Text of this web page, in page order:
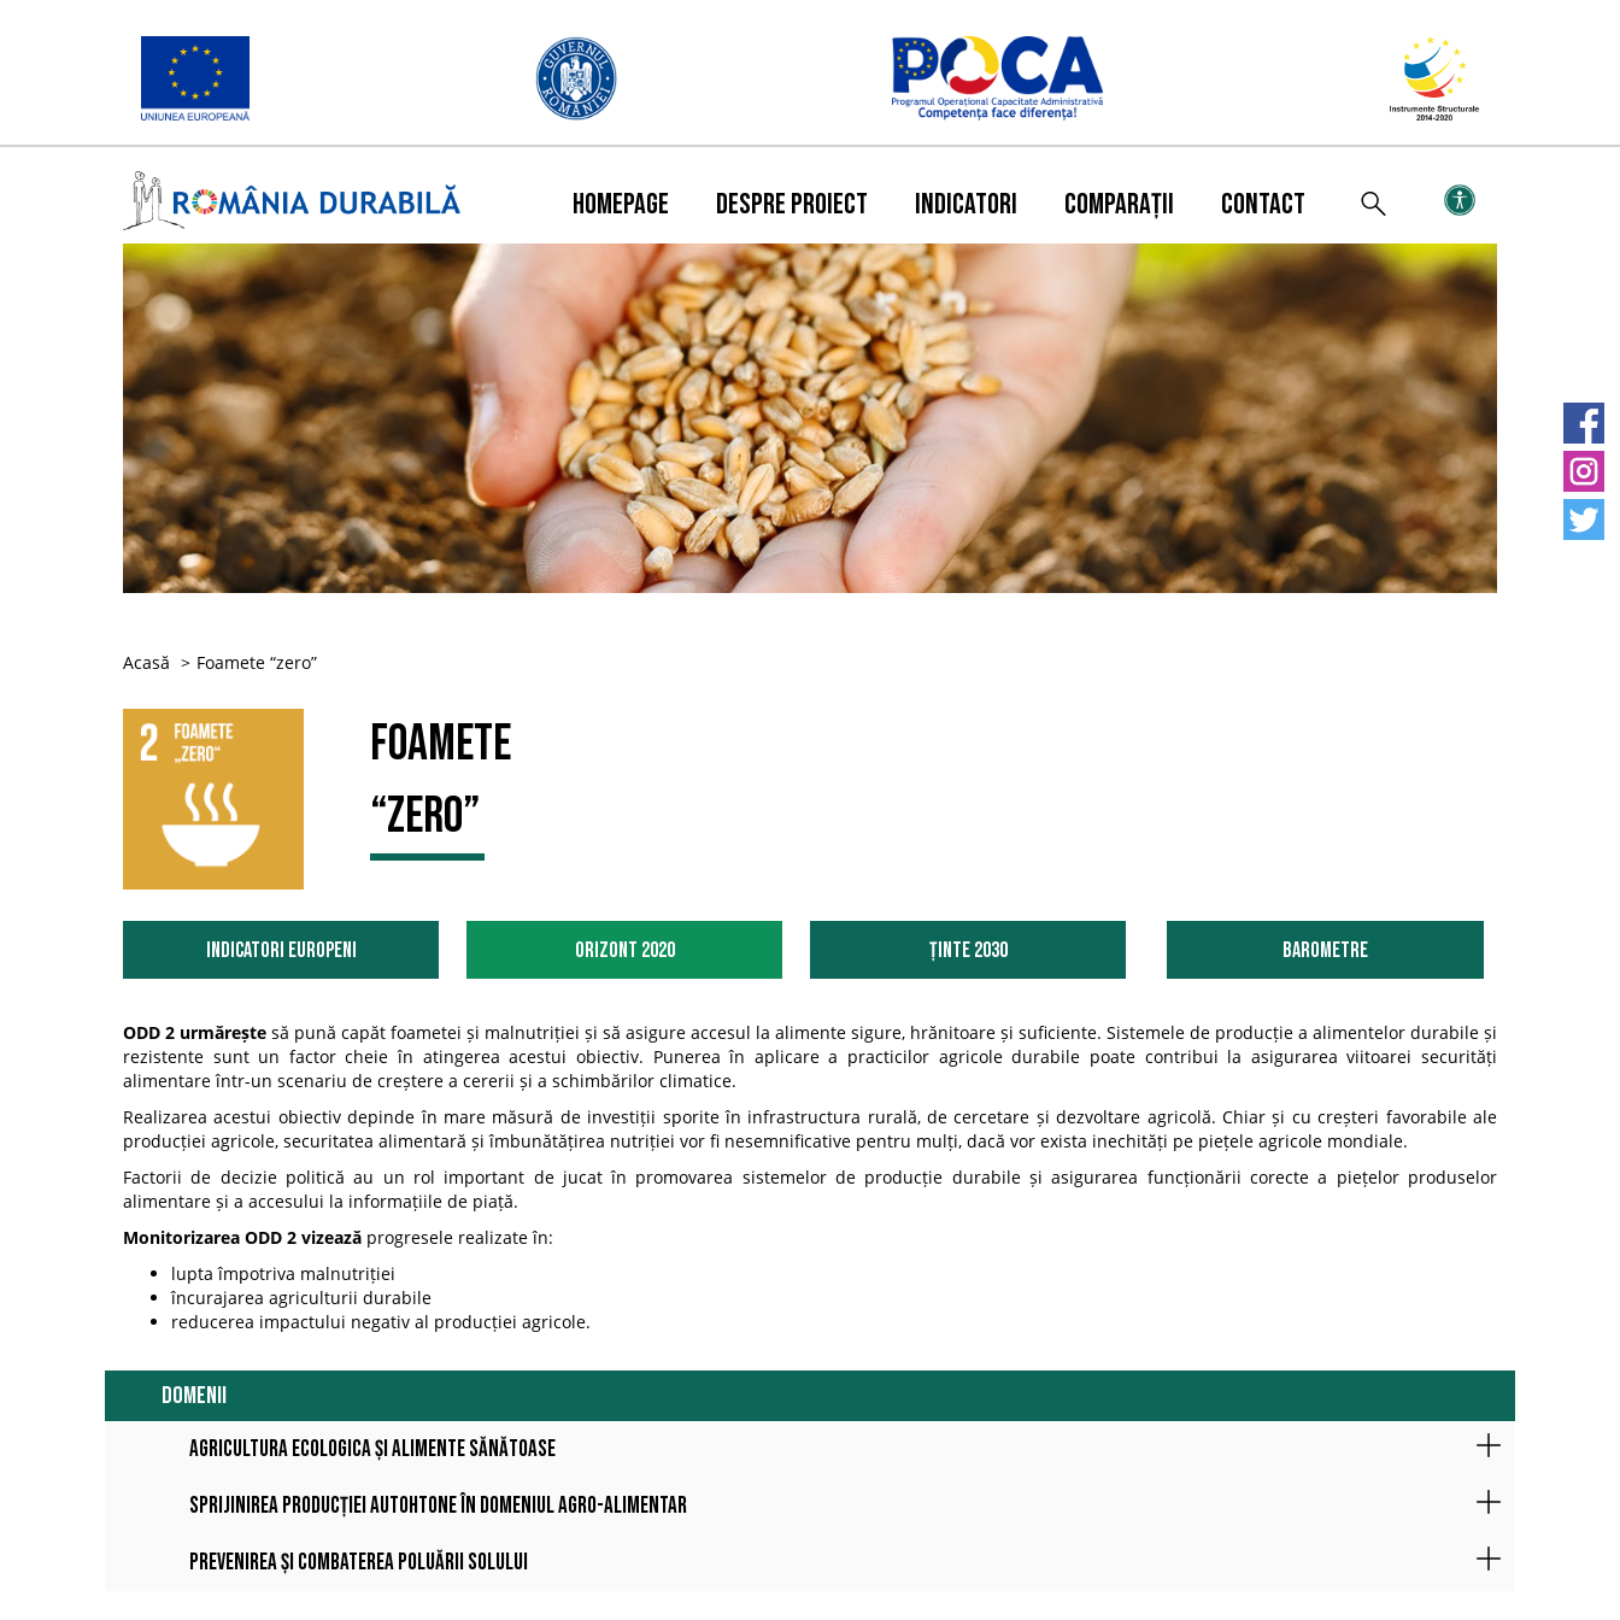
HOMEPAGE DESPRE PROIECT INDICATORI COMPARAȚII CONTACT
Acasă Foamete “zero”
Foamete
“zero”
Indicatori Europeni Orizont 2020 Ținte 2030 Barometre
ODD 2 urmărește să pună capăt foametei și malnutriției și să asigure accesul la alimente sigure, hrănitoare și suficiente. Sistemele de producție a alimentelor durabile și
rezistente sunt un factor cheie în atingerea acestui obiectiv. Punerea în aplicare a practicilor agricole durabile poate contribui la asigurarea viitoarei securități
alimentare într-un scenariu de creștere a cererii și a schimbărilor climatice.
Realizarea acestui obiectiv depinde în mare măsură de investiții sporite în infrastructura rurală, de cercetare și dezvoltare agricolă. Chiar și cu creșteri favorabile ale
producției agricole, securitatea alimentară și îmbunătățirea nutriției vor fi nesemnificative pentru mulți, dacă vor exista inechități pe piețele agricole mondiale.
Factorii de decizie politică au un rol important de jucat în promovarea sistemelor de producție durabile și asigurarea funcționării corecte a piețelor produselor
alimentare și a accesului la informațiile de piață.
Monitorizarea ODD 2 vizează progresele realizate în:
lupta împotriva malnutriției
încurajarea agriculturii durabile
reducerea impactului negativ al producției agricole.
DOMENII
Agricultura ecologica și alimente sănătoase
Sprijinirea producției autohtone în domeniul agro-alimentar
Prevenirea și combaterea poluării solului